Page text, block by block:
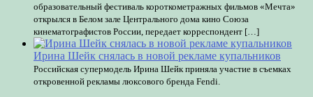
образовательный фестиваль короткометражных фильмов «Мечта»
открылся в Белом зале Центрального дома кино Союза
кинематографистов России, передает корреспондент […]
Ирина Шейк снялась в новой рекламе купальников
Российская супермодель Ирина Шейк приняла участие в съемках
откровенной рекламы люксового бренда Fendi.